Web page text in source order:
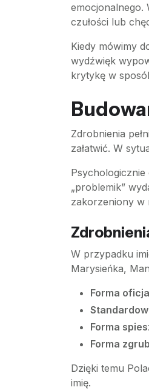
emocjonalnego.
czułości lub
Kiedy mówimy
wydźwięk
krytykę w
Zdrobnienia
załatwić. W
Psychologicznie
„problemik”
zakorzeniony w
W przypadku
Marysieńka,
Forma
Forma
Forma
Dzięki temu
imię.